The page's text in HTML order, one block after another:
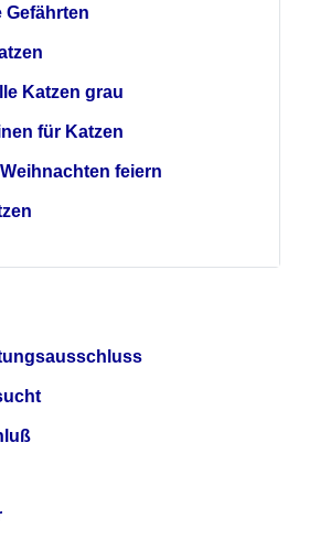
Gefährten
Katzen grau
für Katzen
feiern